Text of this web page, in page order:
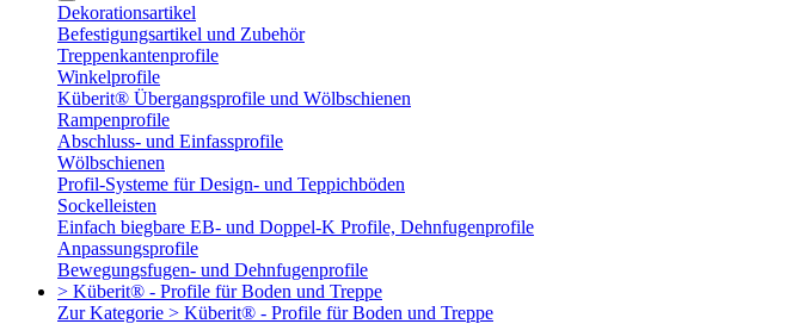
Dekorationsartikel
Befestigungsartikel und Zubehör
Treppenkantenprofile
Winkelprofile
Küberit® Übergangsprofile und Wölbschienen
Rampenprofile
Abschluss- und Einfassprofile
Wölbschienen
Profil-Systeme für Design- und Teppichböden
Sockelleisten
Einfach biegbare EB- und Doppel-K Profile, Dehnfugenprofile
Anpassungsprofile
Bewegungsfugen- und Dehnfugenprofile
> Küberit® - Profile für Boden und Treppe
Zur Kategorie > Küberit® - Profile für Boden und Treppe